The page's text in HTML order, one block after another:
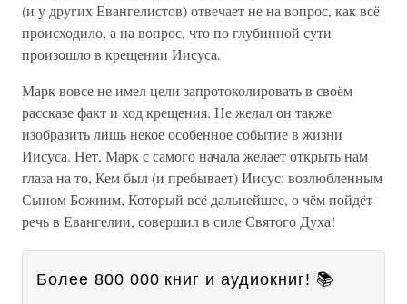
(и у других Евангелистов) отвечает не на вопрос, как всё
происходило, а на вопрос, что по глубинной сути
произошло в крещении Иисуса.
Марк вовсе не имел цели запротоколировать в своём
рассказе факт и ход крещения. Не желал он также
изобразить лишь некое особенное событие в жизни
Иисуса. Нет, Марк с самого начала желает открыть нам
глаза на то, Кем был (и пребывает) Иисус: возлюбленным
Сыном Божиим, Который всё дальнейшее, о чём пойдёт
речь в Евангелии, совершил в силе Святого Духа!
Более 800 000 книг и аудиокниг! 📚